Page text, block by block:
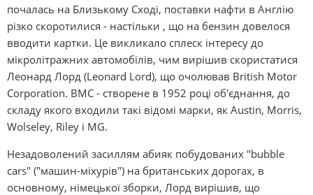
почалась на Близькому Сході, поставки нафти в Англію
різко скоротилися - настільки , що на бензин довелося
вводити картки. Це викликало сплеск інтересу до
мікролітражних автомобілів, чим вирішив скористатися
Леонард Лорд (Leonard Lord), що очолював Brіtіsh Motor
Corporatіon. BMC - створене в 1952 році об'єднання, до
складу якого входили такі відомі марки, як Austіn, Morrіs,
Wolseley, Rіley і MG.
Незадоволений засиллям абияк побудованих "bubble
cars" ("машин-міхурів") на британських дорогах, в
основному, німецької зборки, Лорд вирішив, що